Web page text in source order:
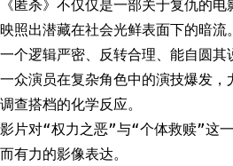
《匿杀》不仅仅是一部关于复仇的
映照出潜藏在社会光鲜表面下的暗流
一个逻辑严密、反转合理、能自圆其
一众演员在复杂角色中的演技爆发
调查搭档的化学反应。
影片对“权力之恶”与“个体救赎”这
而有力的影像表达。